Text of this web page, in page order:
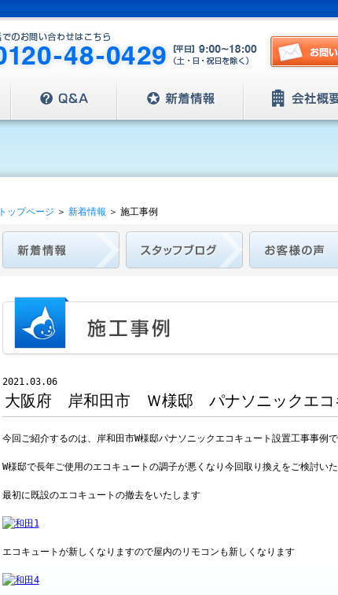
トップページ ＞ 新着情報 ＞ 施工事例
2021.03.06
大阪府 岸和田市 Ｗ様邸 パナソニックエコ
今回ご紹介するのは、岸和田市W様邸パナソニックエコキュート設置工事事例
W様邸で長年ご使用のエコキュートの調子が悪くなり今回取り換えをご検討いた
最初に既設のエコキュートの撤去をいたします
エコキュートが新しくなりますので屋内のリモコンも新しくなります